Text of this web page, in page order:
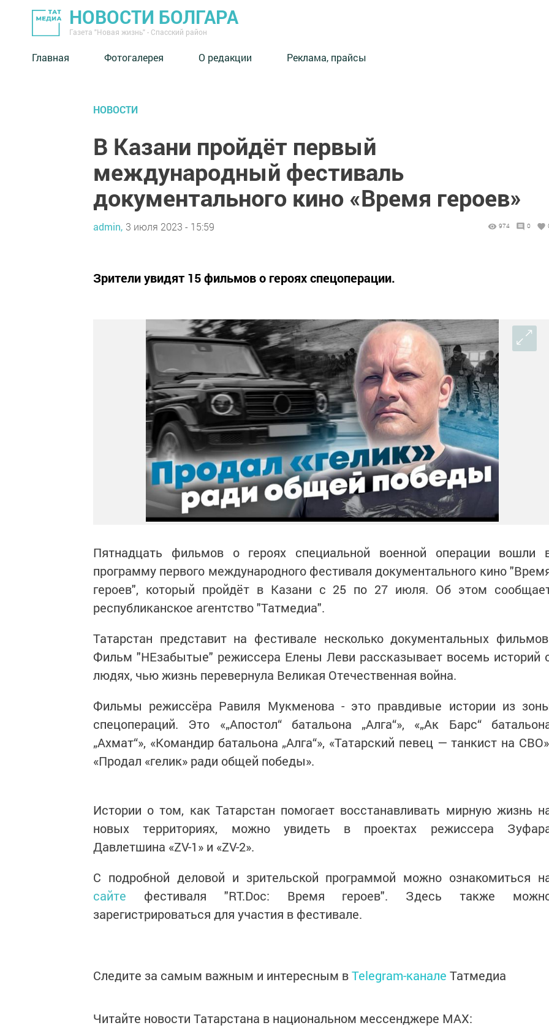
НОВОСТИ БОЛГАРА
Газета "Новая жизнь" - Спасский район
Главная Фотогалерея О редакции Реклама, прайсы
НОВОСТИ
В Казани пройдёт первый
международный фестиваль
документального кино «Время героев»
admin, 3 июля 2023 - 15:59 974 0
Зрители увидят 15 фильмов о героях спецоперации.
Пятнадцать фильмов о героях специальной военной операции вошли
программу первого международного фестиваля документального кино
героев", который пройдёт в Казани с 25 по 27 июля. Об этом
республиканское агентство "Татмедиа".
Татарстан представит на фестивале несколько документальных
Фильм "НЕзабытые" режиссера Елены Леви рассказывает восемь историй
людях, чью жизнь перевернула Великая Отечественная война.
Фильмы режиссёра Равиля Мукменова - это правдивые истории из
спецопераций. Это «„Апостол“ батальона „Алга“», «„Ак Барс“
„Ахмат“», «Командир батальона „Алга“», «Татарский певец — танкист на
«Продал «гелик» ради общей победы».
Истории о том, как Татарстан помогает восстанавливать мирную жизнь
новых территориях, можно увидеть в проектах режиссера
Давлетшина «ZV-1» и «ZV-2».
С подробной деловой и зрительской программой можно ознакомиться
сайте фестиваля "RT.Doc: Время героев". Здесь также
зарегистрироваться для участия в фестивале.
Следите за самым важным и интересным вTelegram-канале Татмедиа
Читайте новости Татарстана в национальном мессенджере MАХ: